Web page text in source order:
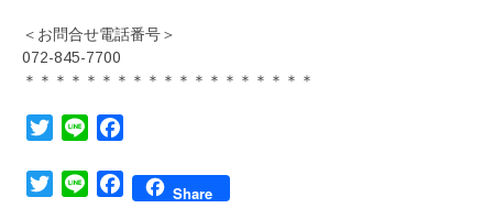
＜お問合せ電話番号＞
072-845-7700
＊＊＊＊＊＊＊＊＊＊＊＊＊＊＊＊＊＊＊
TwitterLine
TwitterLine FacebookShare